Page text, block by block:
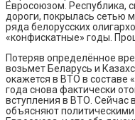
Евросоюзом. Республика,
дороги, покрылась сетью
ряда белорусских
«конфискатные» годы.
Потеряв определённое
возьмет Беларусь и
окажется в ВТО в составе
года снова фактически
вступления в ВТО. Сейчас
объясняют